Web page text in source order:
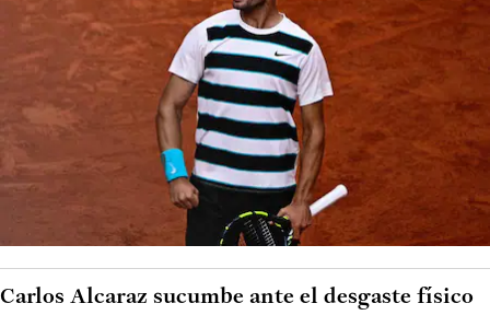
Carlos Alcaraz sucumbe ante el desgaste físico